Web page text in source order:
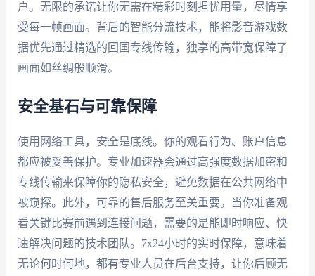
户。无限的承诺让你无需在精彩时刻担忧用量，尽情享
受每一帧画面。背后的智能分流技术，能将影音游戏数
据优先通过精选的回国专线传输，独享的高带宽保障了
画面如丝绸般顺滑。
安全基石与可靠保障
使用网络工具，安全是底线。你的观看行为、账户信息
都应被妥善保护。专业加速器会通过高强度数据加密和
专线传输来保障你的隐私安全，避免数据在公共网络中
被窥探。此外，可靠的售后服务至关重要。当你准备观
看关键比赛前遇到连接问题，需要的是能即时响应、快
速解决问题的技术团队。7x24小时的实时保障，意味着
无论何时何地，都有专业人员在后台支持，让你后顾无